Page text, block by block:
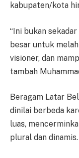
kabupaten/kota
“Ini bukan
besar untuk
visioner, dan
tambah
Beragam Latar
dinilai berbeda
luas,
plural dan dinamis.